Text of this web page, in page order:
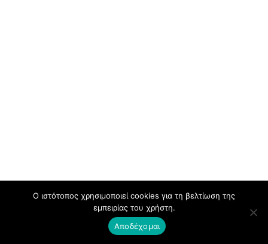
Ο ιστότοπος χρησιμοποιεί cookies για τη βελτίωση της
εμπειρίας του χρήστη.
Αποδέχομαι